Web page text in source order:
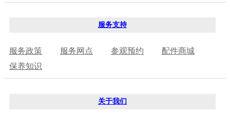
服务支持
服务政策 服务网点 参观预约
配件商城
保养知识
关于我们